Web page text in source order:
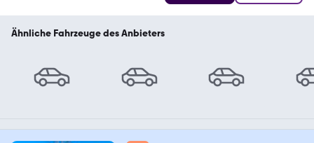
Ähnliche Fahrzeuge des Anbieters